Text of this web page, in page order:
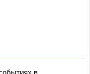
в